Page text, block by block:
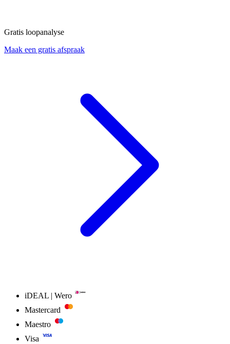
Gratis loopanalyse
Maak een gratis afspraak
iDEAL | Wero
Mastercard
Maestro
Visa